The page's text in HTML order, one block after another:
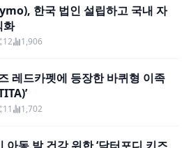
한국 법인 설립하고 국내 자
화
12 1,906
레드카펫에 등장한 바퀴형 이족
11 1,702